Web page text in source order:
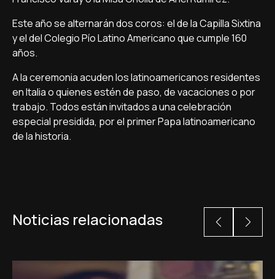
Este año se alternarán dos coros: el de la Capilla Sixtina
y el del Colegio Pío Latino Americano que cumple 160
años.
A la ceremonia acuden los latinoamericanos residentes
en Italia o quienes estén de paso, de vacaciones o por
trabajo. Todos están invitados a una celebración
especial presidida, por el primer Papa latinoamericano
de la historia.
Noticias relacionadas